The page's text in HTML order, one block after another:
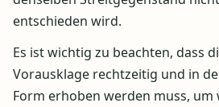
entschieden wird.
Es ist wichtig zu beachten, dass
Vorausklage rechtzeitig und in
Form erhoben werden muss, um